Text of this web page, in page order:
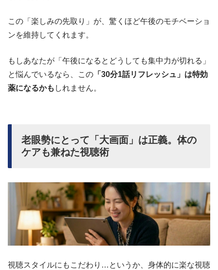
この「楽しみの先取り」が、驚くほど午後のモチベーショ
ンを維持してくれます。
もしあなたが「午後になるとどうしても集中力が切れる」
と悩んでいるなら、この 「30分1話リフレッシュ」は特効
薬になるかも しれません。
老眼勢にとって「大画面」は正義。体の
ケアも兼ねた視聴術
視聴スタイルにもこだわり…というか、身体的に楽な視聴